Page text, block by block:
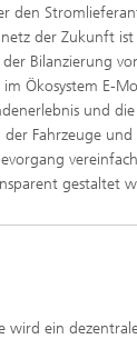
den
der Zukunft
Bilanzierung
Ökosystem E-
und
Fahrzeuge
gestaltet
wird ein